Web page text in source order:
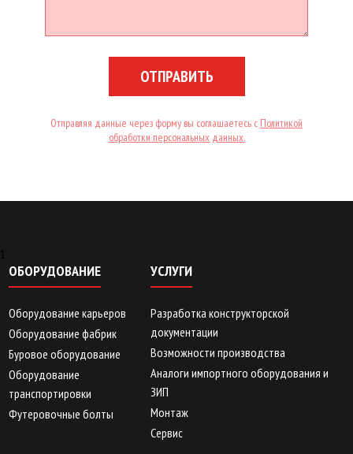
ОТПРАВИТЬ
Отправляя данные через форму вы соглашаетесь с Политикой
обработки персональных данных.
1
ОБОРУДОВАНИЕ
Оборудование карьеров
Оборудование фабрик
Буровое оборудование
Оборудование
транспортировки
Футеровочные болты
УСЛУГИ
Разработка конструкторской
документации
Возможности производства
Аналоги импортного оборудования и
ЗИП
Монтаж
Сервис